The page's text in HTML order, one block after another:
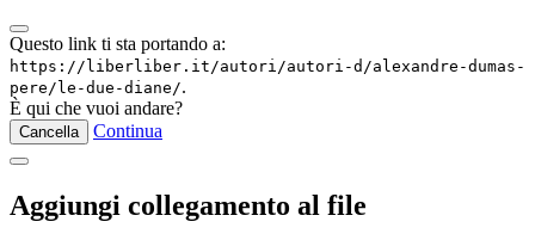
Questo link ti sta portando a:
https://liberliber.it/autori/autori-d/alexandre-dumas-
pere/le-due-diane/.
È qui che vuoi andare?
Cancella Continua
Aggiungi collegamento al file